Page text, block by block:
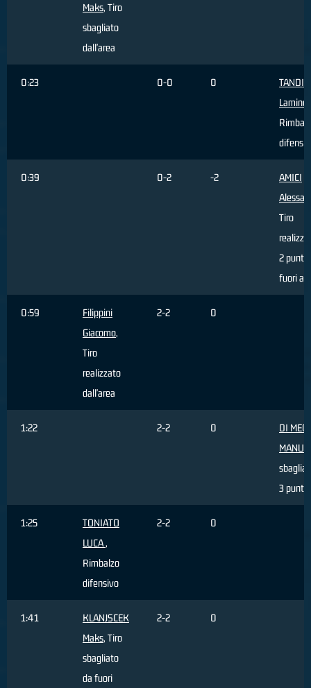
Maks, Tiro
sbagliato
dall'area
0:23 0-0 0
TANDIA
Lamine
0:39 0-2 -2
AMICI
Tiro
2 punti
fuori
0:59
Filippini
Giacomo,
Tiro
realizzato
dall'area
2-2 0
1:22 2-2 0
DI
3 punti
1:25
TONIATO
LUCA,
Rimbalzo
difensivo
2-2 0
1:41
KLANJSCEK
Maks, Tiro
sbagliato
da fuori
2-2 0